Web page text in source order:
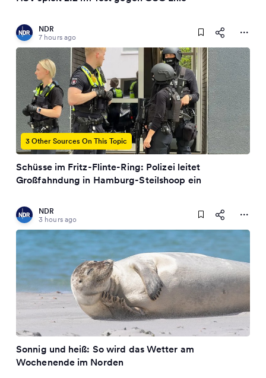
NDR
7 hours ago
3 Other Sources On This Topic
Schüsse im Fritz-Flinte-Ring: Polizei leitet
Großfahndung in Hamburg-Steilshoop ein
NDR
3 hours ago
Sonnig und heiß: So wird das Wetter am
Wochenende im Norden